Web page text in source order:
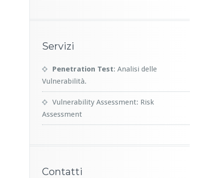
Servizi
Penetration Test: Analisi delle
Vulnerabilità.
Vulnerability Assessment: Risk
Assessment
Contatti